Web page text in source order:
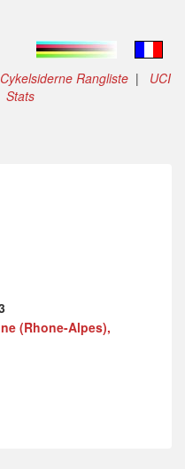
Cykelsiderne Rangliste | UCI
Stats
(Rhone-Alpes),